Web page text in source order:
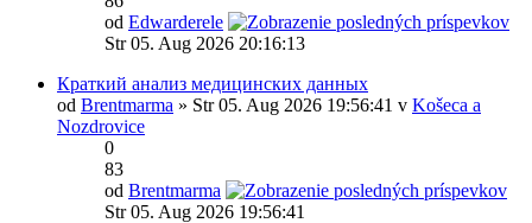
od Edwarderele
Str 05. Aug 2026 20:16:13
Краткий анализ медицинских данных
od Brentmarma » Str 05. Aug 2026 19:56:41 v Košeca a
Nozdrovice
0
83
od Brentmarma
Str 05. Aug 2026 19:56:41